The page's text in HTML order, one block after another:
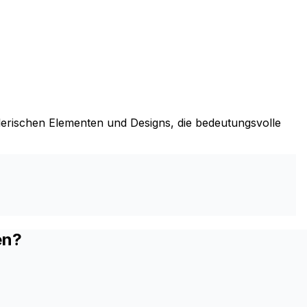
Elementen und Designs, die bedeutungsvolle